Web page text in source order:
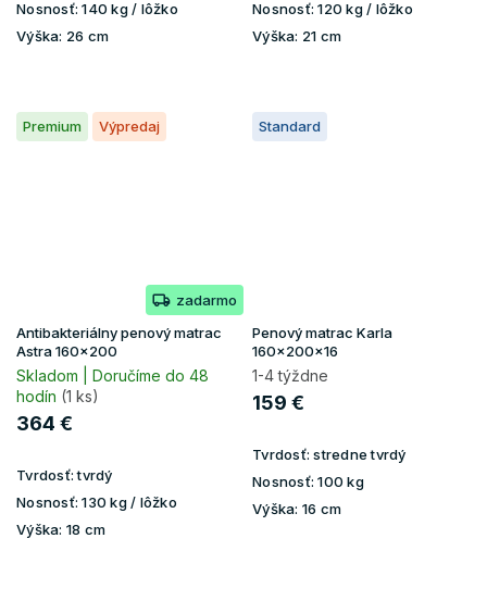
Nosnosť: 140 kg / lôžko
Výška: 26 cm
Nosnosť: 120 kg / lôžko
Výška: 21 cm
Premium Výpredaj
zadarmo
Antibakteriálny penový matrac
Astra 160x200
Skladom | Doručíme do 48
hodín (1 ks)
364 €
Tvrdosť:tvrdý
Nosnosť: 130 kg / lôžko
Výška: 18 cm
Standard
Penový matrac Karla
160x200x16
1-4 týždne
159 €
Tvrdosť: stredne tvrdý
Nosnosť: 100 kg
Výška: 16 cm